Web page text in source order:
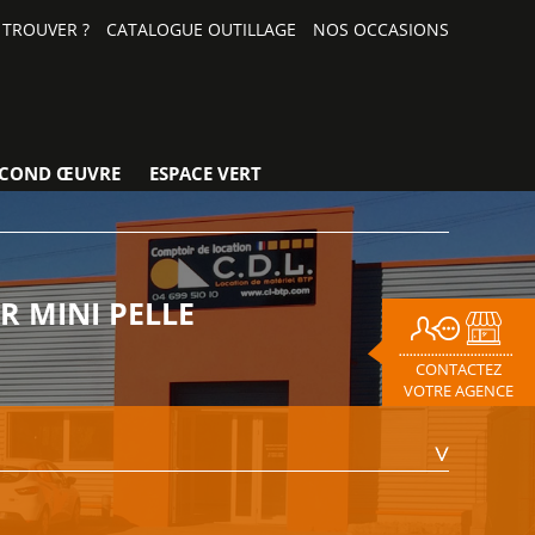
? CATALOGUE OUTILLAGE NOS OCCASIONS
ŒUVRE ESPACE VERT
CONTACTEZ
VOTRE AGENCE
MINI PELLE